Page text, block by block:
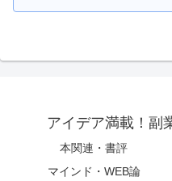
アイデア満載！副
本関連・書評
マインド・WEB論